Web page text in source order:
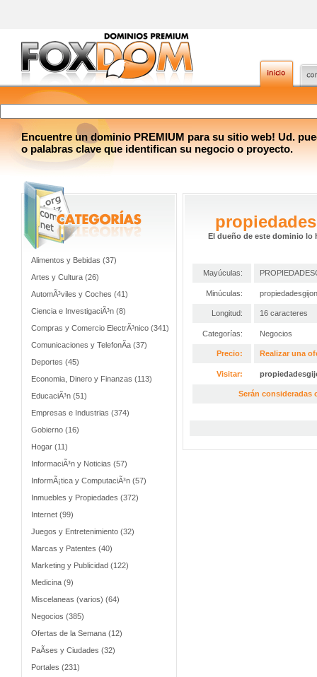
Encuentre un dominio PREMIUM para su sitio web! Ud.
o palabras clave que identifican su negocio o proyecto.
Alimentos y Bebidas (37)
Artes y Cultura (26)
AutomÃ³viles y Coches (41)
Ciencia e InvestigaciÃ³n (8)
Compras y Comercio ElectrÃ³nico (341)
Comunicaciones y TelefonÃ­a (37)
Deportes (45)
Economia, Dinero y Finanzas (113)
EducaciÃ³n (51)
Empresas e Industrias (374)
Gobierno (16)
Hogar (11)
InformaciÃ³n y Noticias (57)
InformÃ¡tica y ComputaciÃ³n (57)
Inmuebles y Propiedades (372)
Internet (99)
Juegos y Entretenimiento (32)
Marcas y Patentes (40)
Marketing y Publicidad (122)
Medicina (9)
Miscelaneas (varios) (64)
Negocios (385)
Ofertas de la Semana (12)
PaÃ­ses y Ciudades (32)
Portales (231)
El dueño de este dominio lo
Mayúculas:
Minúculas:
Longitud: 16 caracteres
Categorías: Negocios
Precio: Realizar una
Visitar:
Serán consideradas